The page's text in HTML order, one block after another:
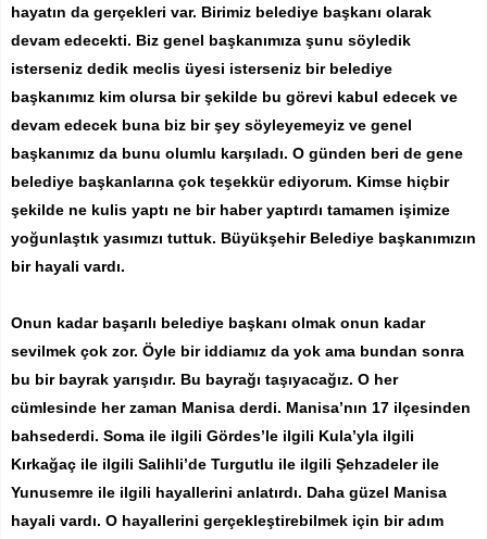
hayatın da gerçekleri var. Birimiz belediye başkanı olarak
devam edecekti. Biz genel başkanımıza şunu söyledik
isterseniz dedik meclis üyesi isterseniz bir belediye
başkanımız kim olursa bir şekilde bu görevi kabul edecek ve
devam edecek buna biz bir şey söyleyemeyiz ve genel
başkanımız da bunu olumlu karşıladı. O günden beri de gene
belediye başkanlarına çok teşekkür ediyorum. Kimse hiçbir
şekilde ne kulis yaptı ne bir haber yaptırdı tamamen işimize
yoğunlaştık yasımızı tuttuk. Büyükşehir Belediye başkanımızın
bir hayali vardı.
Onun kadar başarılı belediye başkanı olmak onun kadar
sevilmek çok zor. Öyle bir iddiamız da yok ama bundan sonra
bu bir bayrak yarışıdır. Bu bayrağı taşıyacağız. O her
cümlesinde her zaman Manisa derdi. Manisa’nın 17 ilçesinden
bahsederdi. Soma ile ilgili Gördes’le ilgili Kula’yla ilgili
Kırkağaç ile ilgili Salihli’de Turgutlu ile ilgili Şehzadeler ile
Yunusemre ile ilgili hayallerini anlatırdı. Daha güzel Manisa
hayali vardı. O hayallerini gerçekleştirebilmek için bir adım